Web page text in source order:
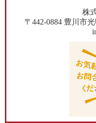
株
〒442-0884 豊川市